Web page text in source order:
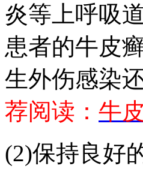
炎等上呼吸
患者的牛皮
生外伤感染
荐阅读： 牛
(2)保持良好